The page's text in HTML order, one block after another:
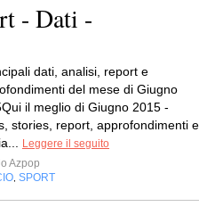
- Dati -
dati, analisi, report e
del mese di Giugno
il meglio di Giugno 2015 -
stories, report, approfondimenti e
Leggere il seguito
Azpop
, SPORT